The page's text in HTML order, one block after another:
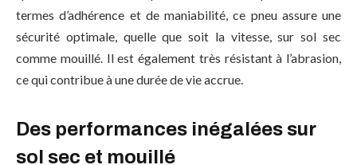
termes d’adhérence et de maniabilité, ce pneu assure une
sécurité optimale, quelle que soit la vitesse, sur sol sec
comme mouillé. Il est également très résistant à l’abrasion,
ce qui contribue à une durée de vie accrue.
Des performances inégalées sur
sol sec et mouillé